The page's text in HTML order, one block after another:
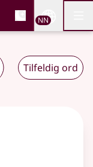
og
NN
Tilfeldig ord